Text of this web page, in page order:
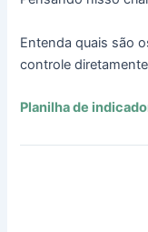
Entenda quais são
controle
Planilha de